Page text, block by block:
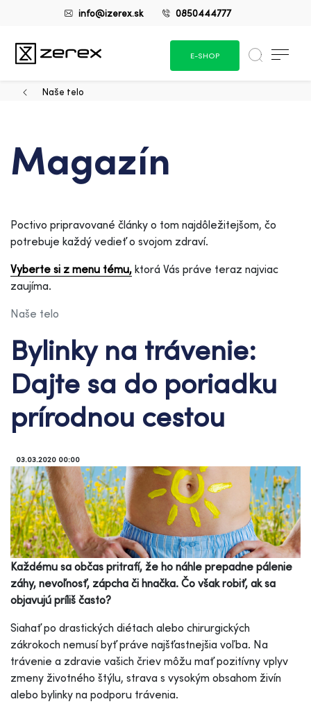
info@izerex.sk 0850444777
E-SHOP
Naše telo
Magazín
Poctivo pripravované články o tom najdôležitejšom, čo
potrebuje každý vedieť o svojom zdraví.
Vyberte si z menu tému, ktorá Vás práve teraz najviac
zaujíma.
Naše telo
Bylinky na trávenie:
Dajte sa do poriadku
prírodnou cestou
03.03.2020 00:00
Každému sa občas pritrafí, že ho náhle prepadne pálenie
záhy, nevoľnosť, zápcha či hnačka. Čo však robiť, ak sa
objavujú príliš často?
Siahať po drastických diétach alebo chirurgických
zákrokoch nemusí byť práve najšťastnejšia voľba. Na
trávenie a zdravie vašich čriev môžu mať pozitívny vplyv
zmeny životného štýlu, strava s vysokým obsahom živín
alebo bylinky na podporu trávenia.